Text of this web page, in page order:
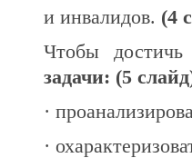
и инвалидов. (4
Чтобы
задачи: (5
·
·